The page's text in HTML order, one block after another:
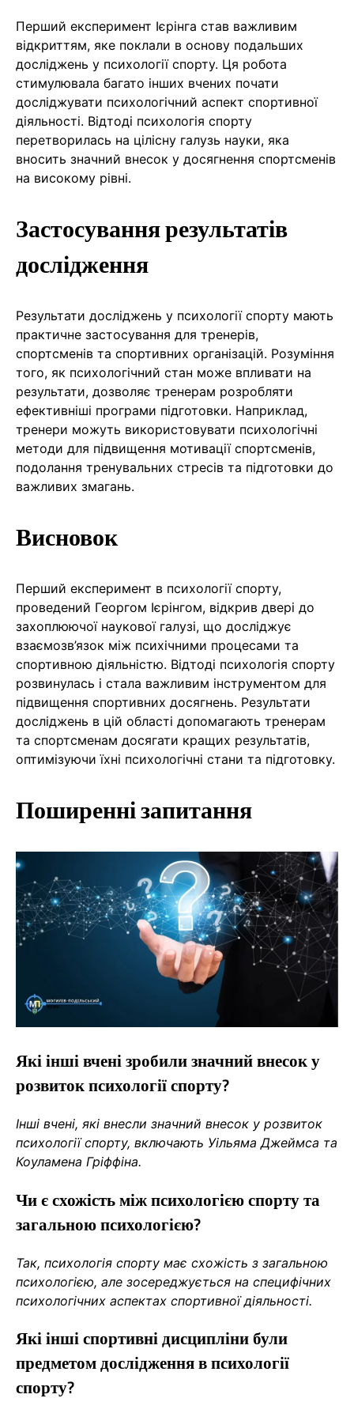
Перший експеримент Ієрінга став важливим
відкриттям, яке поклали в основу подальших
досліджень у психології спорту. Ця робота
стимулювала багато інших вчених почати
досліджувати психологічний аспект спортивної
діяльності. Відтоді психологія спорту
перетворилась на цілісну галузь науки, яка
вносить значний внесок у досягнення спортсменів
на високому рівні.
Застосування результатів
дослідження
Результати досліджень у психології спорту мають
практичне застосування для тренерів,
спортсменів та спортивних організацій. Розуміння
того, як психологічний стан може впливати на
результати, дозволяє тренерам розробляти
ефективніші програми підготовки. Наприклад,
тренери можуть використовувати психологічні
методи для підвищення мотивації спортсменів,
подолання тренувальних стресів та підготовки до
важливих змагань.
Висновок
Перший експеримент в психології спорту,
проведений Георгом Ієрінгом, відкрив двері до
захоплюючої наукової галузі, що досліджує
взаємозв’язок між психічними процесами та
спортивною діяльністю. Відтоді психологія спорту
розвинулась і стала важливим інструментом для
підвищення спортивних досягнень. Результати
досліджень в цій області допомагають тренерам
та спортсменам досягати кращих результатів,
оптимізуючи їхні психологічні стани та підготовку.
Поширенні запитання
Які інші вчені зробили значний внесок у
розвиток психології спорту?
Інші вчені, які внесли значний внесок у розвиток
психології спорту, включають Уільяма Джеймса та
Коуламена Гріффіна.
Чи є схожість між психологією спорту та
загальною психологією?
Так, психологія спорту має схожість з загальною
психологією, але зосереджується на специфічних
психологічних аспектах спортивної діяльності.
Які інші спортивні дисципліни були
предметом дослідження в психології
спорту?